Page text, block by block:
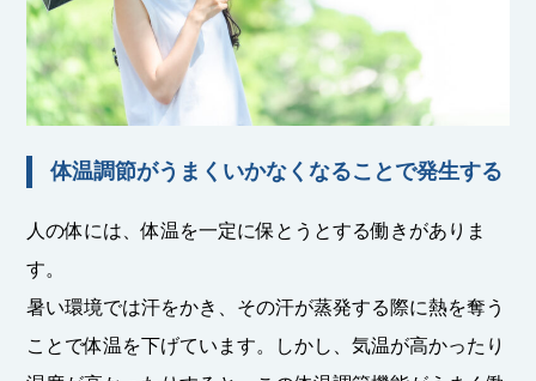
体温調節がうまくいかなくなることで発生する
人の体には、体温を一定に保とうとする働きがありま
す。
暑い環境では汗をかき、その汗が蒸発する際に熱を奪う
ことで体温を下げています。しかし、気温が高かったり